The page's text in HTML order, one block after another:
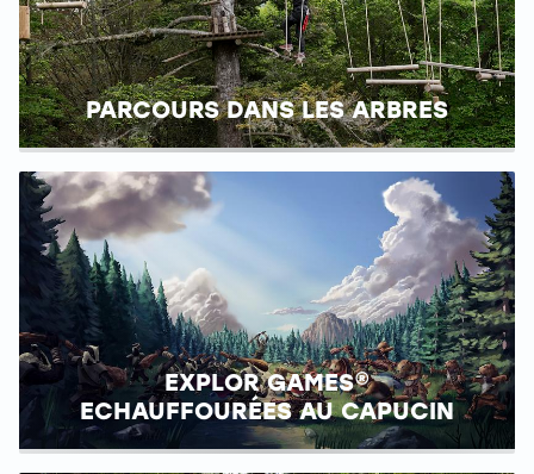
PARCOURS DANS LES ARBRES
EXPLOR GAMES®
ECHAUFFOURÉES AU CAPUCIN